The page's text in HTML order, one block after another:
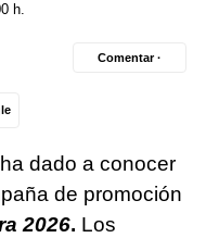
h.
Comentar ·
dado a conocer
de promoción
2026. Los